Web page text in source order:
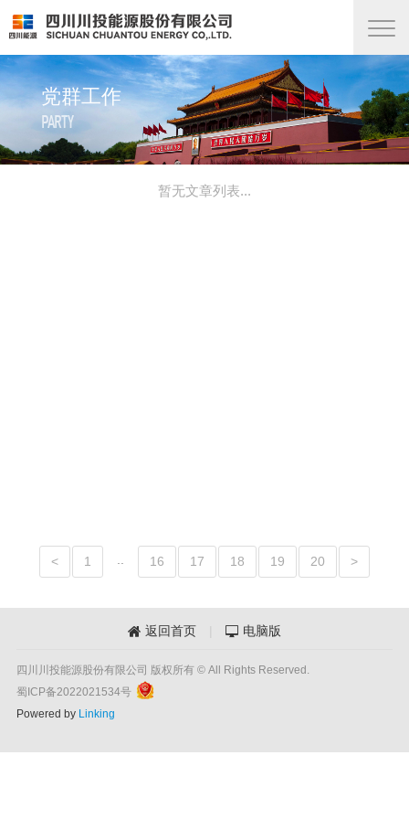
党群工作
PARTY
暂无文章列表...
< 1 16 17 18 19 20 >
 返回首页  电脑版
四川川投能源股份有限公司 版权所有 © All Rights Reserved.
蜀ICP备2022021534号
Powered by Linking